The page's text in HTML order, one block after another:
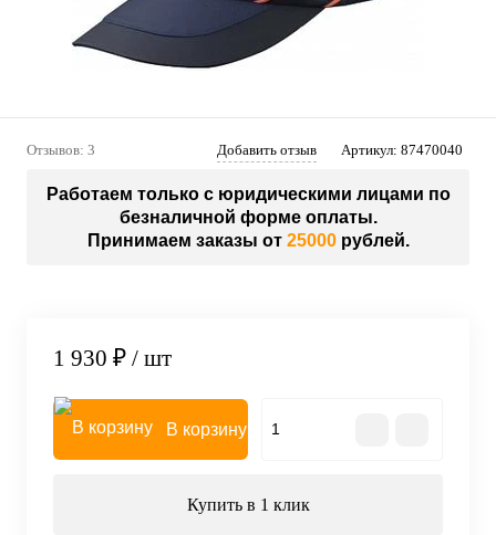
Отзывов: 3 Добавить отзыв Артикул: 87470040
Работаем только с юридическими лицами по
безналичной форме оплаты.
Принимаем заказы от 25000рублей.
1 930 ₽ / шт
В корзину
Купить в 1 клик